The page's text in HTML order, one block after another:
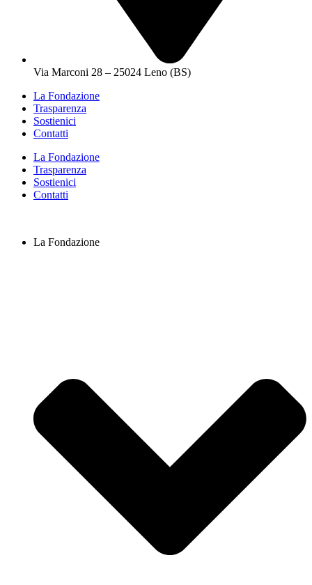
Via Marconi 28 – 25024 Leno (BS)
La Fondazione
Trasparenza
Sostienici
Contatti
La Fondazione
Trasparenza
Sostienici
Contatti
La Fondazione